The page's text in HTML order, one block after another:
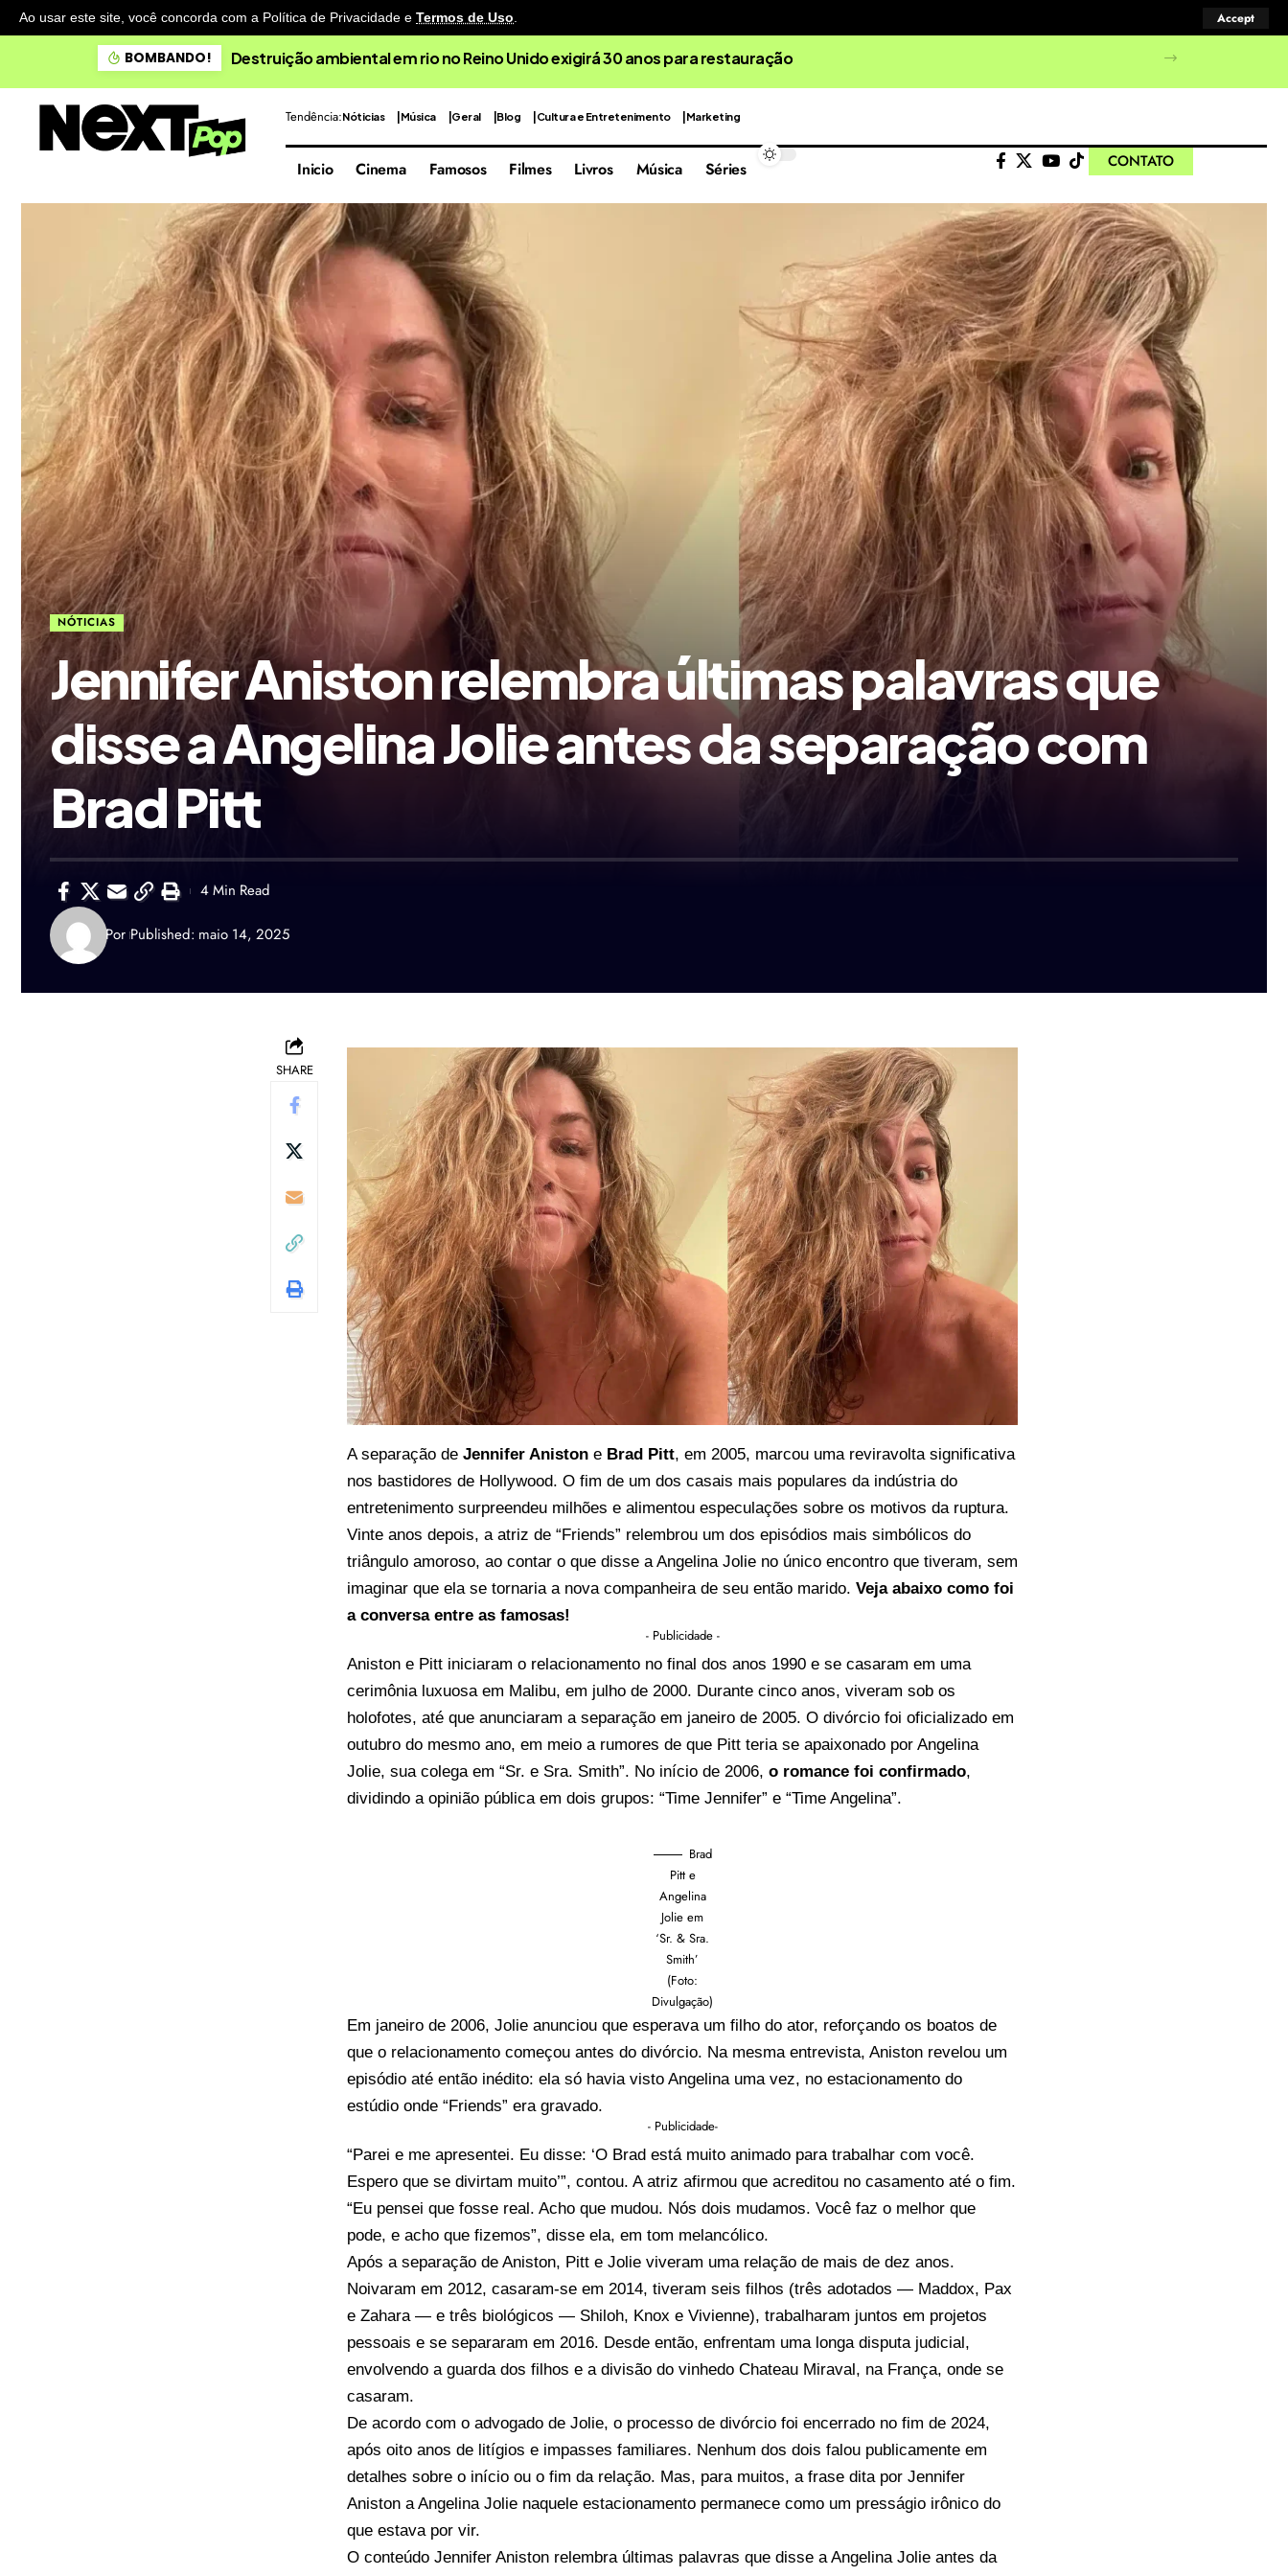
Ao usar este site, você concorda com a Política de Privacidade e Termos de Uso. Accept
BOMBANDO! Destruição ambiental em rio no Reino Unido exigirá 30 anos para restauração
Tendência:Nóticias Música Geral Blog Cultura e Entretenimento Marketing
Inicio Cinema Famosos Filmes Livros Música Séries CONTATO
NÓTICIAS
Jennifer Aniston relembra últimas palavras que
disse a Angelina Jolie antes da separação com
Brad Pitt
Por Published: maio 14, 2025
4 Min Read
SHARE
A separação de Jennifer Aniston e Brad Pitt, em 2005, marcou uma reviravolta significativa
nos bastidores de Hollywood. O fim de um dos casais mais populares da indústria do
entretenimento surpreendeu milhões e alimentou especulações sobre os motivos da ruptura.
Vinte anos depois, a atriz de “Friends” relembrou um dos episódios mais simbólicos do
triângulo amoroso, ao contar o que disse a Angelina Jolie no único encontro que tiveram, sem
imaginar que ela se tornaria a nova companheira de seu então marido. Veja abaixo como foi
a conversa entre as famosas!
- Publicidade -
Aniston e Pitt iniciaram o relacionamento no final dos anos 1990 e se casaram em uma
cerimônia luxuosa em Malibu, em julho de 2000. Durante cinco anos, viveram sob os
holofotes, até que anunciaram a separação em janeiro de 2005. O divórcio foi oficializado em
outubro do mesmo ano, em meio a rumores de que Pitt teria se apaixonado por Angelina
Jolie, sua colega em “Sr. e Sra. Smith”. No início de 2006, o romance foi confirmado,
dividindo a opinião pública em dois grupos: “Time Jennifer” e “Time Angelina”.
Brad
Pitt e
Angelina
Jolie em
‘Sr. & Sra.
Smith’
(Foto:
Divulgação)
Em janeiro de 2006, Jolie anunciou que esperava um filho do ator, reforçando os boatos de
que o relacionamento começou antes do divórcio. Na mesma entrevista, Aniston revelou um
episódio até então inédito: ela só havia visto Angelina uma vez, no estacionamento do
estúdio onde “Friends” era gravado.
- Publicidade-
“Parei e me apresentei. Eu disse: ‘O Brad está muito animado para trabalhar com você.
Espero que se divirtam muito’”, contou. A atriz afirmou que acreditou no casamento até o fim.
“Eu pensei que fosse real. Acho que mudou. Nós dois mudamos. Você faz o melhor que
pode, e acho que fizemos”, disse ela, em tom melancólico.
Após a separação de Aniston, Pitt e Jolie viveram uma relação de mais de dez anos.
Noivaram em 2012, casaram-se em 2014, tiveram seis filhos (três adotados — Maddox, Pax
e Zahara — e três biológicos — Shiloh, Knox e Vivienne), trabalharam juntos em projetos
pessoais e se separaram em 2016. Desde então, enfrentam uma longa disputa judicial,
envolvendo a guarda dos filhos e a divisão do vinhedo Chateau Miraval, na França, onde se
casaram.
De acordo com o advogado de Jolie, o processo de divórcio foi encerrado no fim de 2024,
após oito anos de litígios e impasses familiares. Nenhum dos dois falou publicamente em
detalhes sobre o início ou o fim da relação. Mas, para muitos, a frase dita por Jennifer
Aniston a Angelina Jolie naquele estacionamento permanece como um presságio irônico do
que estava por vir.
O conteúdo Jennifer Aniston relembra últimas palavras que disse a Angelina Jolie antes da